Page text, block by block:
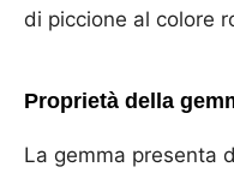
di piccione al colore
Proprietà della
La gemma presenta